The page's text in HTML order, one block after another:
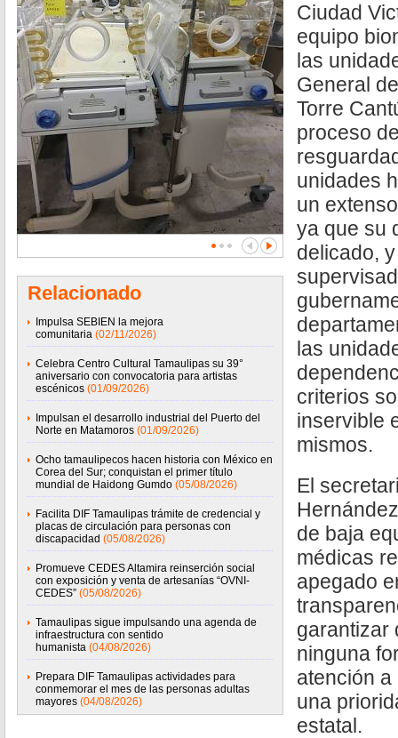
Relacionado
Impulsa SEBIEN la mejora
comunitaria (02/11/2026)
Celebra Centro Cultural Tamaulipas su 39°
aniversario con convocatoria para artistas
escénicos (01/09/2026)
Impulsan el desarrollo industrial del Puerto del
Norte en Matamoros (01/09/2026)
Ocho tamaulipecos hacen historia con México en
Corea del Sur; conquistan el primer título
mundial de Haidong Gumdo (05/08/2026)
Facilita DIF Tamaulipas trámite de credencial y
placas de circulación para personas con
discapacidad (05/08/2026)
Promueve CEDES Altamira reinserción social
con exposición y venta de artesanías “OVNI-
CEDES” (05/08/2026)
Tamaulipas sigue impulsando una agenda de
infraestructura con sentido
humanista (04/08/2026)
Prepara DIF Tamaulipas actividades para
conmemorar el mes de las personas adultas
mayores (04/08/2026)
Ciudad
equipo
las
General
Torre
proceso
unidades
un
ya que su
delicado,
las
criterios
inservible
mismos.
El
de baja
médicas
apegado
garantizar
ninguna
atención
una
estatal.